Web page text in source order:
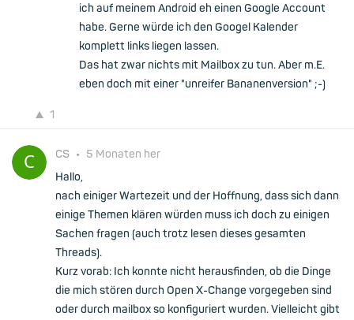
ich auf meinem Android eh einen Google Account
habe. Gerne würde ich den Googel Kalender
komplett links liegen lassen.
Das hat zwar nichts mit Mailbox zu tun. Aber m.E.
eben doch mit einer "unreifer Bananenversion" ;-)
1
CS • 5 Monaten her
Hallo,
nach einiger Wartezeit und der Hoffnung, dass sich dann
einige Themen klären würden muss ich doch zu einigen
Sachen fragen (auch trotz lesen dieses gesamten
Threads).
Kurz vorab: Ich konnte nicht herausfinden, ob die Dinge
die mich stören durch Open X-Change vorgegeben sind
oder durch mailbox so konfiguriert wurden. Vielleicht gibt